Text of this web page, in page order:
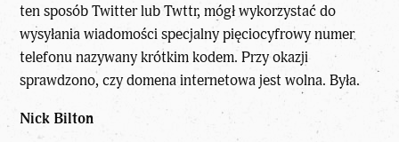
ten sposób Twitter lub Twttr, mógł wykorzystać do
wysyłania wiadomości specjalny pięciocyfrowy numer
telefonu nazywany krótkim kodem. Przy okazji
sprawdzono, czy domena internetowa jest wolna. Była.
Nick Bilton